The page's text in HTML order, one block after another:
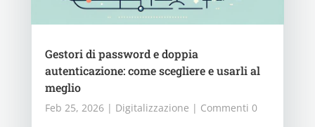
Gestori di password e doppia
autenticazione: come scegliere e usarli al
meglio
Feb 25, 2026| Digitalizzazione | Commenti 0